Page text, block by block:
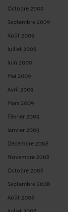
Octobre 2009
Septembre 2009
Août 2009
Juillet 2009
Juin 2009
Mai 2009
Avril 2009
Mars 2009
Février 2009
Janvier 2009
Décembre 2008
Novembre 2008
Octobre 2008
Septembre 2008
Août 2008